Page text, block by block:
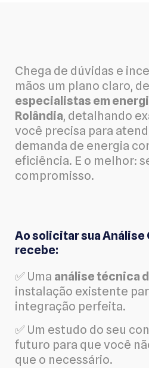
Chega de dúvidas e
mãos um plano claro,
especialistas em
Rolândia, detalhando
você precisa para
demanda de energia
eficiência. E o melhor:
compromisso.
Ao solicitar sua Análise
recebe:
✅ Uma análise técnica
instalação existente
integração perfeita.
✅ Um estudo do seu
futuro para que você
que o necessário.